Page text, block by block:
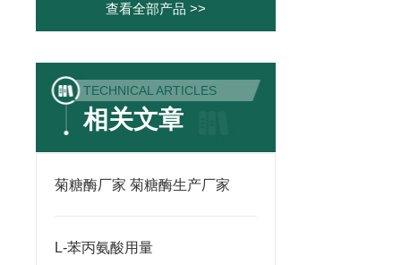
查看全部产品 >>
TECHNICAL ARTICLES
相关文章
菊糖酶厂家 菊糖酶生产厂家
L-苯丙氨酸用量